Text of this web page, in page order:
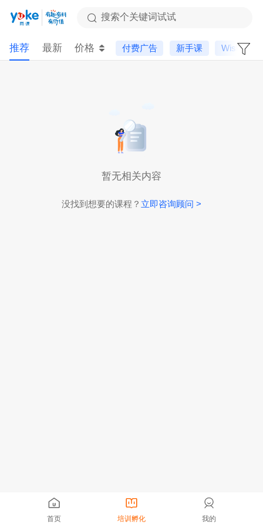
搜索个关键词试试
推荐 最新 价格 付费广告 新手课 Wish
暂无相关内容
没找到想要的课程？ 立即咨询顾问 >
首页 培训孵化 我的